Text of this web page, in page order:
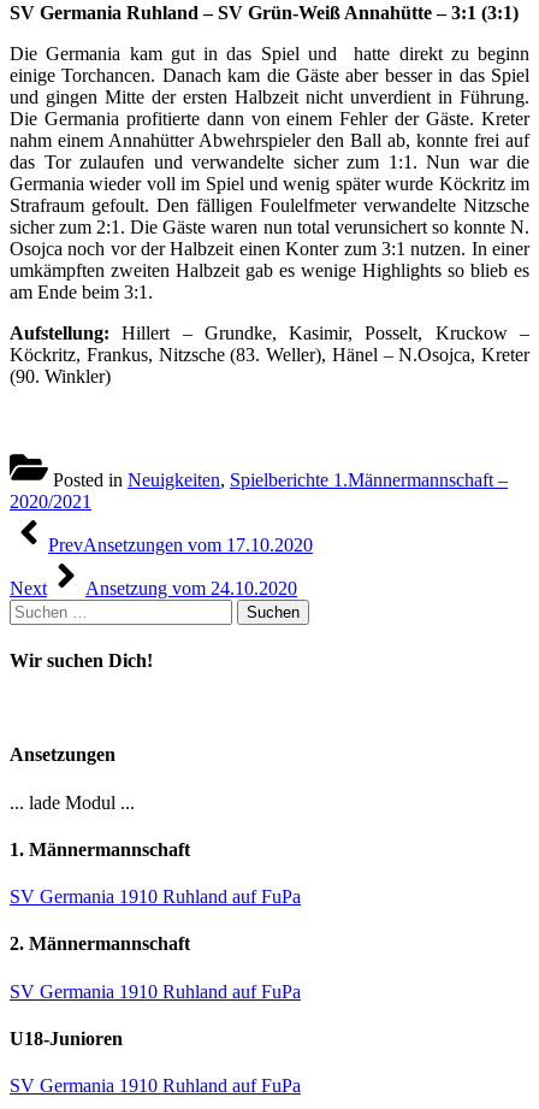
SV Germania Ruhland – SV Grün-Weiß Annahütte – 3:1 (3:1)
Die Germania kam gut in das Spiel und hatte direkt zu beginn
einige Torchancen. Danach kam die Gäste aber besser in das Spiel
und gingen Mitte der ersten Halbzeit nicht unverdient in Führung.
Die Germania profitierte dann von einem Fehler der Gäste. Kreter
nahm einem Annahütter Abwehrspieler den Ball ab, konnte frei auf
das Tor zulaufen und verwandelte sicher zum 1:1. Nun war die
Germania wieder voll im Spiel und wenig später wurde Köckritz im
Strafraum gefoult. Den fälligen Foulelfmeter verwandelte Nitzsche
sicher zum 2:1. Die Gäste waren nun total verunsichert so konnte N.
Osojca noch vor der Halbzeit einen Konter zum 3:1 nutzen. In einer
umkämpften zweiten Halbzeit gab es wenige Highlights so blieb es
am Ende beim 3:1.
Aufstellung: Hillert – Grundke, Kasimir, Posselt, Kruckow –
Köckritz, Frankus, Nitzsche (83. Weller), Hänel – N.Osojca, Kreter
(90. Winkler)
Posted in Neuigkeiten, Spielberichte 1.Männermannschaft –
2020/2021
Beitragsnavigation
PrevAnsetzungen vom 17.10.2020
Next
Ansetzung vom 24.10.2020
Suchen
nach:
Wir suchen Dich!
Ansetzungen
... lade Modul ...
1. Männermannschaft
SV Germania 1910 Ruhland auf FuPa
2. Männermannschaft
SV Germania 1910 Ruhland auf FuPa
U18-Junioren
SV Germania 1910 Ruhland auf FuPa